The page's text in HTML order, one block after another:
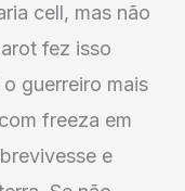
cell, mas não
fez isso
guerreiro mais
freeza em
e